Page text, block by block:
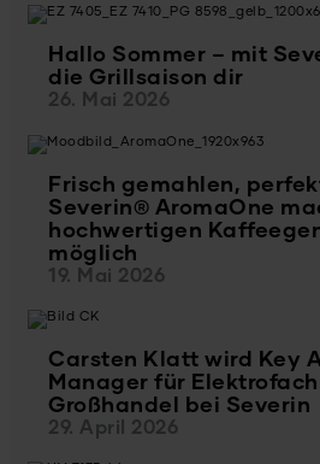
Hallo Sommer – mit
die Grillsaison dir
26. Mai 2026
Frisch gemahlen,
Severin® AromaOne
hochwertigen
möglich
19. Mai 2026
Carsten Klatt wird Key
Manager für
Großhandel bei Severin
29. April 2026